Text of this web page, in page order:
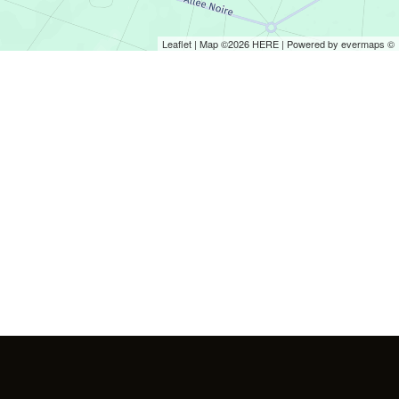
Leaflet | Map ©2026 HERE | Powered by evermaps ©